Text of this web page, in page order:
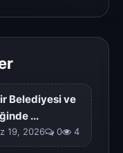
Belediyesi ve
...
19, 2026 0 4